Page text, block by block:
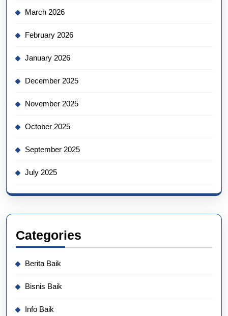
March 2026
February 2026
January 2026
December 2025
November 2025
October 2025
September 2025
July 2025
Categories
Berita Baik
Bisnis Baik
Info Baik